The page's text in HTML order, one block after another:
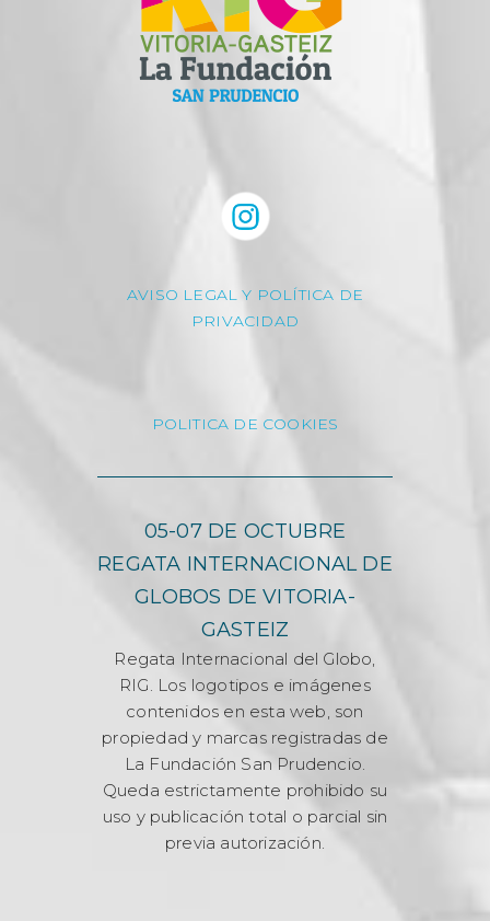
AVISO LEGAL Y POLÍTICA DE
PRIVACIDAD
POLITICA DE COOKIES
05-07 DE OCTUBRE
REGATA INTERNACIONAL DE
GLOBOS DE VITORIA-
GASTEIZ
Regata Internacional del Globo,
RIG. Los logotipos e imágenes
contenidos en esta web, son
propiedad y marcas registradas de
La Fundación San Prudencio.
Queda estrictamente prohibido su
uso y publicación total o parcial sin
previa autorización.